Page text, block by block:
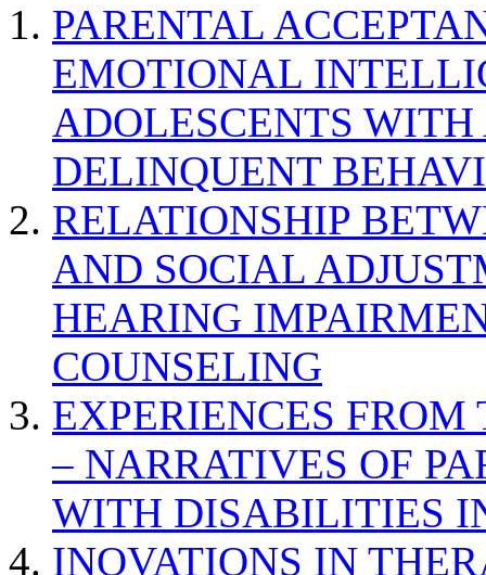
PARENTAL
EMOTIONAL
ADOLESCENTS
DELINQUENT
RELATIONSHIP
AND SOCIAL
HEARING
COUNSELING
EXPERIENCES
– NARRATIVES OF
WITH DISABILITIES
INOVATIONS IN